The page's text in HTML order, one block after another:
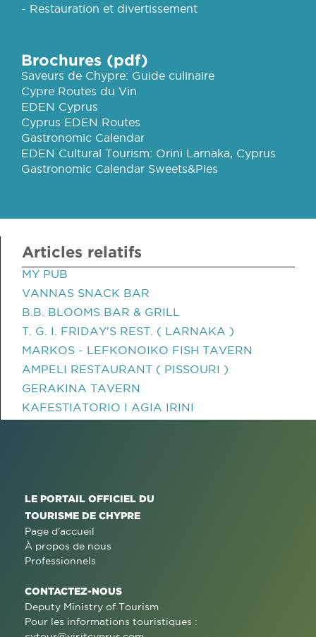
- Restauration et divertissement
Brochures (pdf)
Saveurs de Chypre: Guide culinaire
Cypre Routes du Vin
EDEN Cyprus
Cyprus EDEN Routes
Gastronomic Calendar
EDEN Cultural Tourism: Orini Larnaka, Cyprus
Gastronomic Calendar Sweets&Pies
Articles relatifs
MY PUB
VANNAS SNACK BAR
B.B. BLOOMS BAR & GRILL
T. G. I. FRIDAY'S REST. ( LARNAKA )
MARKOS - LEFKONOIKO FISH TAVERN
AMPELI RESTAURANT ( PISSOURI )
GERAKINA TAVERN
KAFESTIATORIO I AGIA IRINI
LE PORTAIL OFFICIEL DU
TOURISME DE CHYPRE
Page d'accueil
À propos de nous
Professionnels
CONTACTEZ-NOUS
Deputy Ministry of Tourism
Pour les informations touristiques :